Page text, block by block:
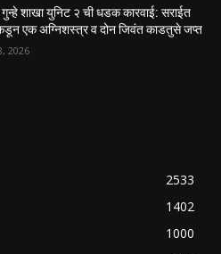
शाखा युनिट २ ची धडक कारवाई: सराईत
एक अग्निशस्त्र व दोन जिवंत काडतुसे जप्त
2026
2533
1402
1000